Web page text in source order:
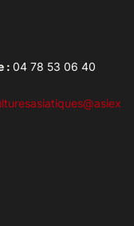
:04 78 53 06 40